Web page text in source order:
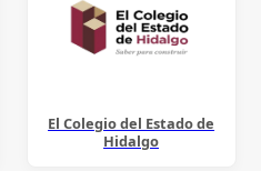
El Colegio del Estado de
Hidalgo